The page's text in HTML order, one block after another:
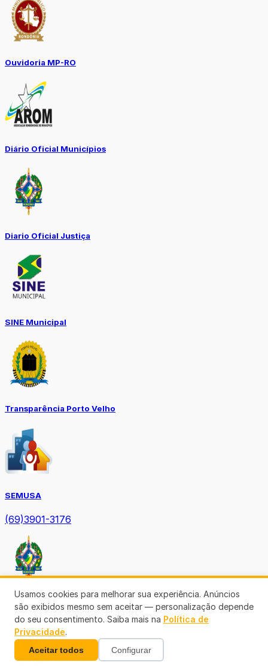
Ouvidoria MP-RO
Diário Oficial Municípios
Diario Oficial Justiça
SINE Municipal
Transparência Porto Velho
SEMUSA
(69)3901-3176
Diário Oficial TCE-RO
Usamos cookies para melhorar sua experiência. Anúncios
são exibidos mesmo sem aceitar — personalização depende
do seu consentimento. Saiba mais na Política de
Privacidade.
Aceitar todos Configurar